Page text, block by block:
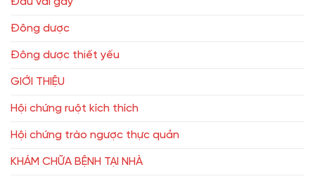
Đông dược
Đông dược thiết yếu
GIỚI THIỆU
Hội chứng ruột kích thích
Hội chứng trào ngược thực quản
KHÁM CHỮA BỆNH TẠI NHÀ